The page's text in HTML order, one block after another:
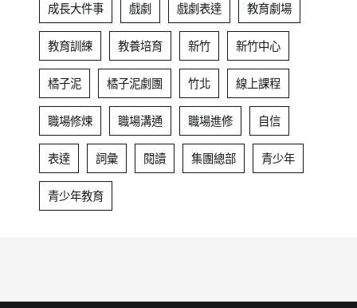
成長大件事 戲劇 戲劇表達 教育劇場
教育訓練 教養培育 新竹 新竹中心
橘子泥 橘子泥劇團 竹北 線上課程
職場修煉 職場溝通 職場進修 自信
表達 詞彙 閱讀 集團總部 青少年
青少年教育